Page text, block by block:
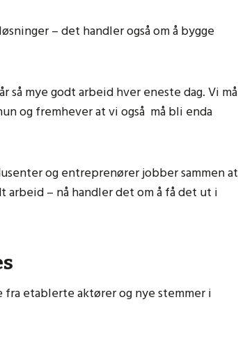
– det handler også om å bygge
mye godt arbeid hver eneste dag. Vi må
og fremhever at vi også må bli enda
og entreprenører jobber sammen at
– nå handler det om å få det ut i
fra etablerte aktører og nye stemmer i